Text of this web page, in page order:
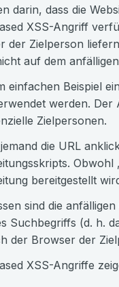
darin, dass die
XSS-Angriff
der Zielperson
auf dem
einfachen Beispiel
werden. Der
Zielpersonen.
die URL
Obwohl
bereitgestellt
sind die
Suchbegriffs (d. h.
der Browser der
XSS-Angriffe